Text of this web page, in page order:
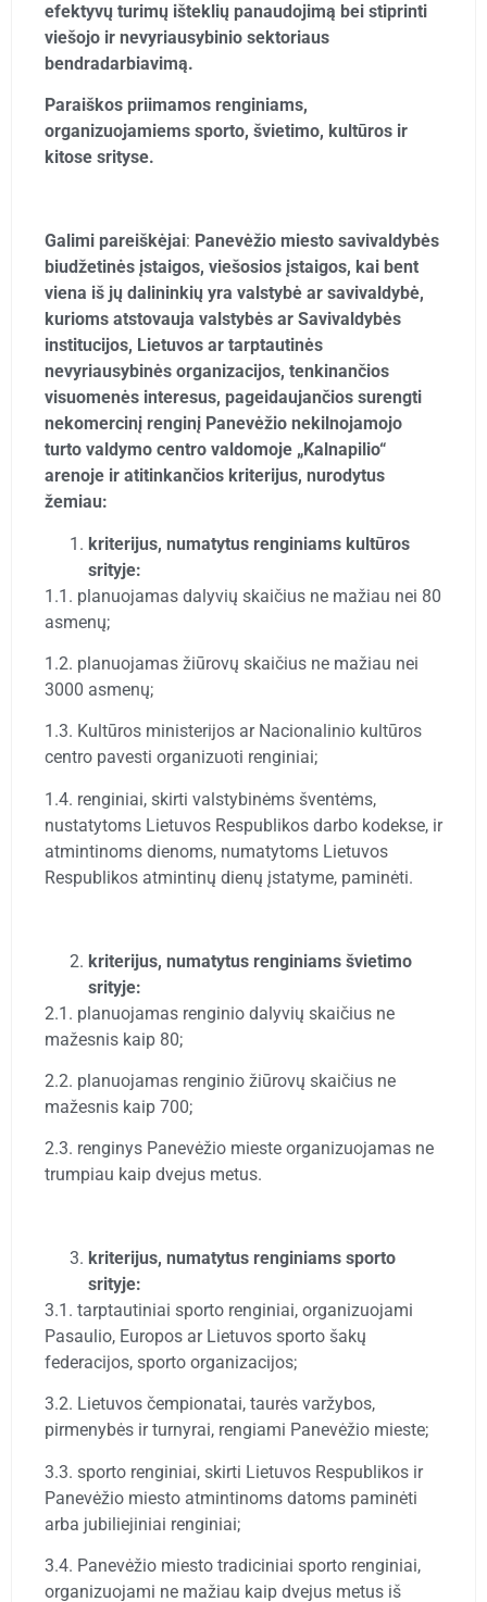
efektyvų turimų išteklių panaudojimą bei stiprinti
viešojo ir nevyriausybinio sektoriaus
bendradarbiavimą.
Paraiškos priimamos renginiams,
organizuojamiems sporto, švietimo, kultūros ir
kitose srityse.
Galimi pareiškėjai: Panevėžio miesto savivaldybės
biudžetinės įstaigos, viešosios įstaigos, kai bent
viena iš jų dalininkių yra valstybė ar savivaldybė,
kurioms atstovauja valstybės ar Savivaldybės
institucijos, Lietuvos ar tarptautinės
nevyriausybinės organizacijos, tenkinančios
visuomenės interesus, pageidaujančios surengti
nekomercinį renginį Panevėžio nekilnojamojo
turto valdymo centro valdomoje „Kalnapilio“
arenoje ir atitinkančios kriterijus, nurodytus
žemiau:
kriterijus, numatytus renginiams kultūros
srityje:
1.1. planuojamas dalyvių skaičius ne mažiau nei 80
asmenų;
1.2. planuojamas žiūrovų skaičius ne mažiau nei
3000 asmenų;
1.3. Kultūros ministerijos ar Nacionalinio kultūros
centro pavesti organizuoti renginiai;
1.4. renginiai, skirti valstybinėms šventėms,
nustatytoms Lietuvos Respublikos darbo kodekse, ir
atmintinoms dienoms, numatytoms Lietuvos
Respublikos atmintinų dienų įstatyme, paminėti.
kriterijus, numatytus renginiams švietimo
srityje:
2.1. planuojamas renginio dalyvių skaičius ne
mažesnis kaip 80;
2.2. planuojamas renginio žiūrovų skaičius ne
mažesnis kaip 700;
2.3. renginys Panevėžio mieste organizuojamas ne
trumpiau kaip dvejus metus.
kriterijus, numatytus renginiams sporto
srityje:
3.1. tarptautiniai sporto renginiai, organizuojami
Pasaulio, Europos ar Lietuvos sporto šakų
federacijos, sporto organizacijos;
3.2. Lietuvos čempionatai, taurės varžybos,
pirmenybės ir turnyrai, rengiami Panevėžio mieste;
3.3. sporto renginiai, skirti Lietuvos Respublikos ir
Panevėžio miesto atmintinoms datoms paminėti
arba jubiliejiniai renginiai;
3.4. Panevėžio miesto tradiciniai sporto renginiai,
organizuojami ne mažiau kaip dvejus metus iš